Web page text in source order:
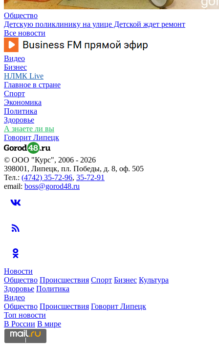
Общество
Детскую поликлинику на улице Детской ждет ремонт
Все новости
Видео
Бизнес
НЛМК Live
Главное в стране
Спорт
Экономика
Политика
Здоровье
А знаете ли вы
Говорит Липецк
© ООО "Курс", 2006 - 2026
398001, Липецк, пл. Победы, д. 8, оф. 505
Тел.: (4742) 35-72-96, 35-72-91
email: boss@gorod48.ru
Новости
Общество Происшествия Спорт Бизнес Культура
Здоровье Политика
Видео
Общество Происшествия Говорит Липецк
Топ новости
В России В мире